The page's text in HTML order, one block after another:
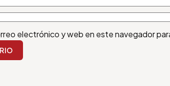
electrónico y web en este navegador